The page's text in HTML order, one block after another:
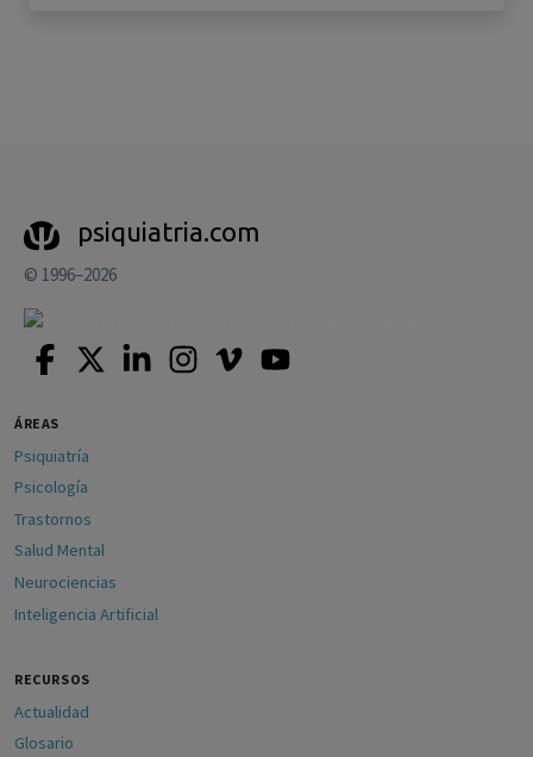
psiquiatria.com
© 1996–2026
ÁREAS
Psiquiatría
Psicología
Trastornos
Salud Mental
Neurociencias
Inteligencia Artificial
RECURSOS
Actualidad
Glosario